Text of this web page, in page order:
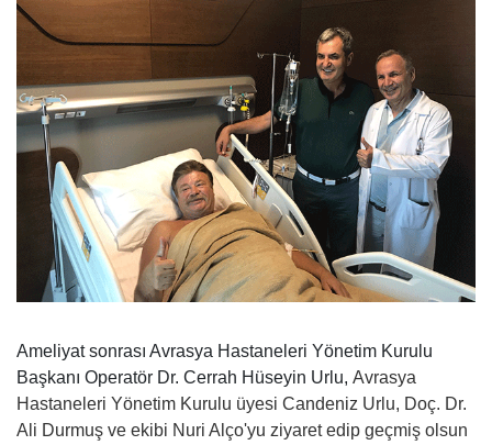
Ameliyat sonrası Avrasya Hastaneleri Yönetim Kurulu
Başkanı Operatör Dr. Cerrah Hüseyin Urlu, Avrasya
Hastaneleri Yönetim Kurulu üyesi Candeniz Urlu, Doç. Dr.
Ali Durmuş ve ekibi Nuri Alço'yu ziyaret edip geçmiş olsun